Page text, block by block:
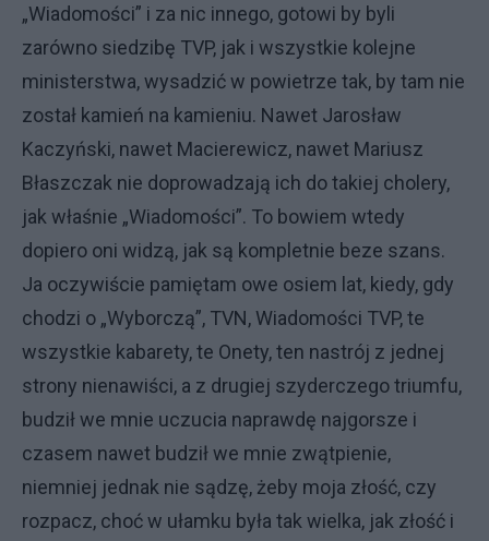
„Wiadomości” i za nic innego, gotowi by byli
zarówno siedzibę TVP, jak i wszystkie kolejne
ministerstwa, wysadzić w powietrze tak, by tam nie
został kamień na kamieniu. Nawet Jarosław
Kaczyński, nawet Macierewicz, nawet Mariusz
Błaszczak nie doprowadzają ich do takiej cholery,
jak właśnie „Wiadomości”. To bowiem wtedy
dopiero oni widzą, jak są kompletnie beze szans.
Ja oczywiście pamiętam owe osiem lat, kiedy, gdy
chodzi o „Wyborczą”, TVN, Wiadomości TVP, te
wszystkie kabarety, te Onety, ten nastrój z jednej
strony nienawiści, a z drugiej szyderczego triumfu,
budził we mnie uczucia naprawdę najgorsze i
czasem nawet budził we mnie zwątpienie,
niemniej jednak nie sądzę, żeby moja złość, czy
rozpacz, choć w ułamku była tak wielka, jak złość i